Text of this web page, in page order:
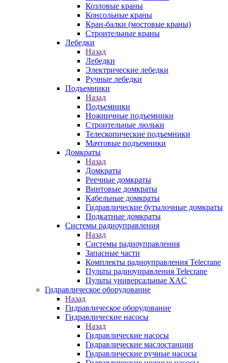
Козловые краны
Консольные краны
Кран-балки (мостовые краны)
Строительные краны
Лебедки
Назад
Лебедки
Электрические лебедки
Ручные лебедки
Подъемники
Назад
Подъемники
Ножничные подъемники
Строительные люльки
Телескопические подъемники
Мачтовые подъемники
Домкраты
Назад
Домкраты
Реечные домкраты
Винтовые домкраты
Кабельные домкраты
Гидравлические бутылочные домкраты
Подкатные домкраты
Системы радиоуправления
Назад
Системы радиоуправления
Запасные части
Комплекты радиоуправления Telecrane
Пульты радиоуправления Telecrane
Пульты универсальные XAC
Гидравлическое оборудование
Назад
Гидравлическое оборудование
Гидравлические насосы
Назад
Гидравлические насосы
Гидравлические маслостанции
Гидравлические ручные насосы